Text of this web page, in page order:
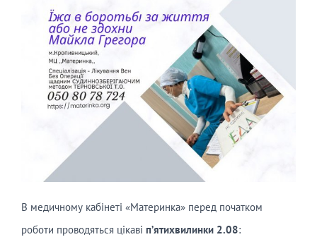
В медичному кабінеті «Материнка» перед початком
роботи проводяться цікаві п’ятихвилинки 2.08: